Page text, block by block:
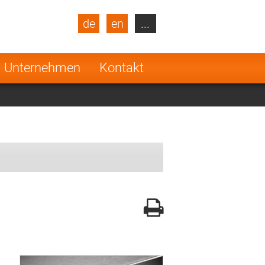
Unternehmen Kontakt
de en
Turkey
Netherlands
...